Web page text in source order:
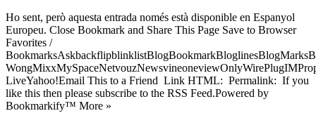
Ho sent, però aquesta entrada només està disponible en Espanyol
Europeu. Close Bookmark and Share This Page Save to Browser
Favorites /
LiveYahoo!Email This to a Friend Link HTML: Permalink: If you
like this then please subscribe to the RSS Feed.Powered by
Bookmarkify™ More »